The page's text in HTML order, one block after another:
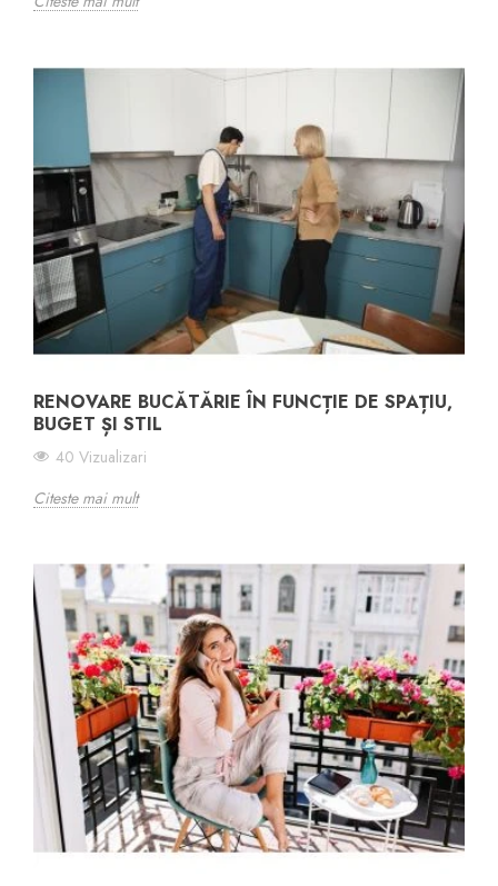
RENOVARE BUCĂTĂRIE ÎN FUNCȚIE DE SPAȚIU,
BUGET ȘI STIL
40 Vizualizari
Citeste mai mult